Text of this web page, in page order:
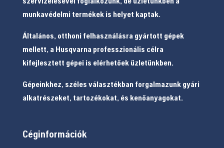
munkavédelmi termékek is helyet kaptak.
Általános, otthoni felhasználásra gyártott gépek
mellett, a Husqvarna professzionális célra
kifejlesztett gépei is elérhetőek üzletünkben.
Gépeinkhez, széles választékban forgalmazunk gyári
alkatrészeket, tartozékokat, és kenőanyagokat.
Céginformációk